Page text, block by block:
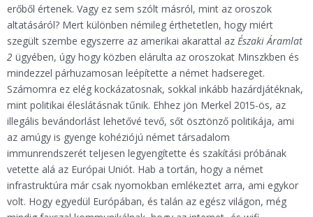
erőből értenek. Vagy ez sem szólt másról, mint az oroszok
altatásáról? Mert különben némileg érthetetlen, hogy miért
szegült szembe egyszerre az amerikai akarattal az Északi Áramlat
2 ügyében, úgy hogy közben elárulta az oroszokat Minszkben és
mindezzel párhuzamosan leépítette a német hadsereget.
Számomra ez elég kockázatosnak, sokkal inkább hazárdjátéknak,
mint politikai éleslátásnak tűnik. Ehhez jön Merkel 2015-ös, az
illegális bevándorlást lehetővé tevő, sőt ösztönző politikája, ami
az amúgy is gyenge kohéziójú német társadalom
immunrendszerét teljesen legyengítette és szakítási próbának
vetette alá az Európai Uniót. Hab a tortán, hogy a német
infrastruktúra már csak nyomokban emlékeztet arra, ami egykor
volt. Hogy egyedül Európában, és talán az egész világon, még